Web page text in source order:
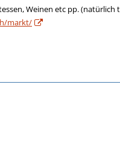
Weinen etc pp.
markt/